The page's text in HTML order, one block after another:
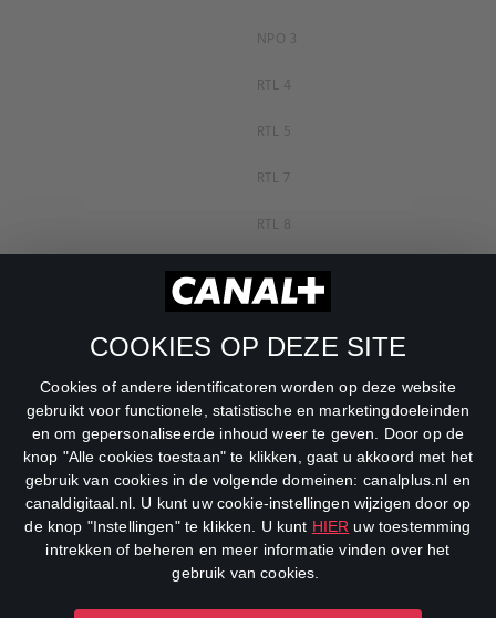
COOKIES OP DEZE SITE
Cookies of andere identificatoren worden op deze website
gebruikt voor functionele, statistische en marketingdoeleinden
en om gepersonaliseerde inhoud weer te geven. Door op de
knop "Alle cookies toestaan" te klikken, gaat u akkoord met het
gebruik van cookies in de volgende domeinen: canalplus.nl en
canaldigitaal.nl. U kunt uw cookie-instellingen wijzigen door op
de knop "Instellingen" te klikken. U kunt HIER uw toestemming
intrekken of beheren en meer informatie vinden over het
gebruik van cookies.
NPO 3
RTL 4
RTL 5
RTL 7
RTL 8
RTL Z
SBS6
Net5
Veronica
DreamWorks Channel